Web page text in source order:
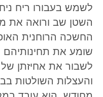
לשמש בעבורו ריח
השטן שב ורואה את
החשכה הרוחנית
שומע את תחינותיהם
לשבור את אחיזתן
והעצלות השולטות